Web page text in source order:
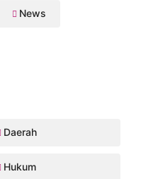
News
Daerah
Hukum